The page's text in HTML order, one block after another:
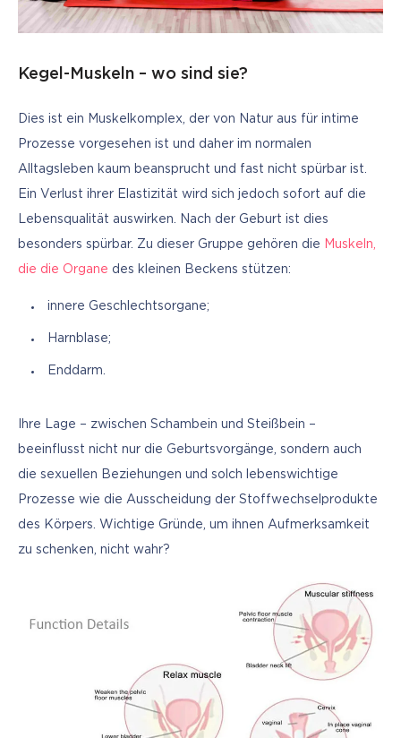
Kegel-Muskeln – wo sind sie?
Dies ist ein Muskelkomplex, der von Natur aus für intime
Prozesse vorgesehen ist und daher im normalen
Alltagsleben kaum beansprucht und fast nicht spürbar ist.
Ein Verlust ihrer Elastizität wird sich jedoch sofort auf die
Lebensqualität auswirken. Nach der Geburt ist dies
besonders spürbar. Zu dieser Gruppe gehören die Muskeln,
die die Organe des kleinen Beckens stützen:
innere Geschlechtsorgane;
Harnblase;
Enddarm.
Ihre Lage – zwischen Schambein und Steißbein –
beeinflusst nicht nur die Geburtsvorgänge, sondern auch
die sexuellen Beziehungen und solch lebenswichtige
Prozesse wie die Ausscheidung der Stoffwechselprodukte
des Körpers. Wichtige Gründe, um ihnen Aufmerksamkeit
zu schenken, nicht wahr?